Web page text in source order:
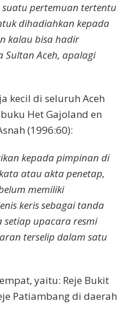
pertemuan tertentu
dihadiahkan kepada
kalau bisa hadir
Aceh, apalagi
kecil di seluruh Aceh
Het Gajoland en
(1996:60):
kepada pimpinan di
atau akta penetap,
memiliki
keris sebagai tanda
setiap upacara resmi
terselip dalam satu
yaitu: Reje Bukit
Patiambang di daerah